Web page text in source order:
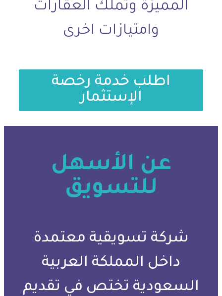
المميزة وتملك العقارات
وامتيازات اخرى
اطلب خدمة رخصة
الإستثمار
عن الأسهل
للتسويق
شركة تسويقية معتمدة
داخل المملكة العربية
السعودية تختص في تقديم